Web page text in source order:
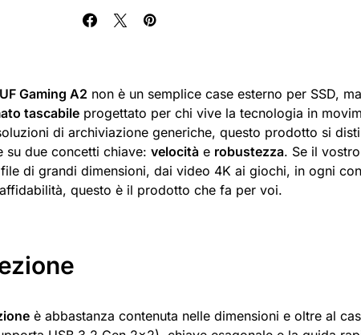
Gaming A2 non è un semplice case esterno per SSD,
tascabile progettato per chi vive la tecnologia in
di archiviazione generiche, questo prodotto si
su due concetti chiave: velocità e robustezza. Se il
di grandi dimensioni, dai video 4K ai giochi, in ogni
questo è il prodotto che fa per voi.
è abbastanza contenuta nelle dimensioni e oltre al